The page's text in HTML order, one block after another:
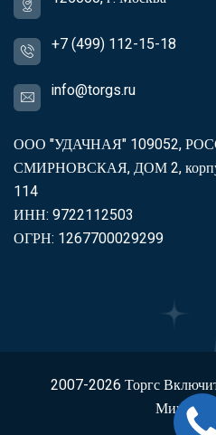
+7 (499) 112-15-18
info@torgs.ru
ООО "УДАЧНАЯ" 109052,
СМИРНОВСКАЯ, ДОМ 2,
114
ИНН: 9722112503
ОГРН: 1267700029299
2007-2026Торгс